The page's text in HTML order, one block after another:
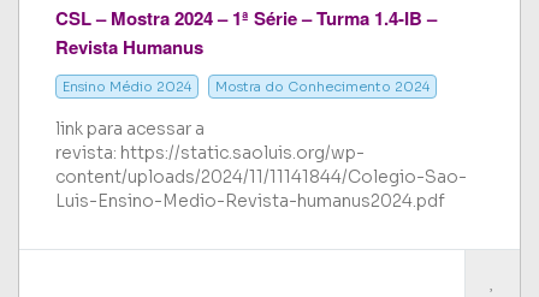
CSL – Mostra 2024 – 1ª Série – Turma 1.4-IB –
Revista Humanus
Ensino Médio 2024 Mostra do Conhecimento 2024
link para acessar a
revista: https://static.saoluis.org/wp-
content/uploads/2024/11/11141844/Colegio-Sao-
Luis-Ensino-Medio-Revista-humanus2024.pdf